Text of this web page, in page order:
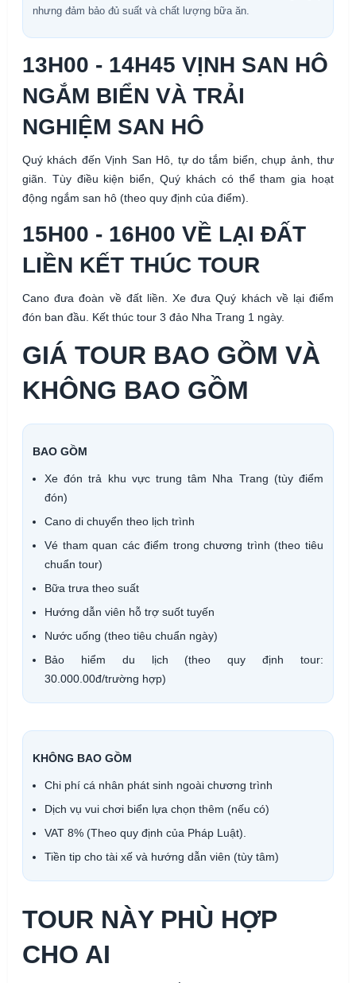
nhưng đảm bảo đủ suất và chất lượng bữa ăn.
13H00 - 14H45 VỊNH SAN HÔ
NGẮM BIỂN VÀ TRẢI
NGHIỆM SAN HÔ
Quý khách đến Vịnh San Hô, tự do tắm biển, chụp ảnh, thư
giãn. Tùy điều kiện biển, Quý khách có thể tham gia hoạt
động ngắm san hô (theo quy định của điểm).
15H00 - 16H00 VỀ LẠI ĐẤT
LIỀN KẾT THÚC TOUR
Cano đưa đoàn về đất liền. Xe đưa Quý khách về lại điểm
đón ban đầu. Kết thúc tour 3 đảo Nha Trang 1 ngày.
GIÁ TOUR BAO GỒM VÀ
KHÔNG BAO GỒM
BAO GỒM
Xe đón trả khu vực trung tâm Nha Trang (tùy điểm
đón)
Cano di chuyển theo lịch trình
Vé tham quan các điểm trong chương trình (theo tiêu
chuẩn tour)
Bữa trưa theo suất
Hướng dẫn viên hỗ trợ suốt tuyến
Nước uống (theo tiêu chuẩn ngày)
Bảo hiểm du lịch (theo quy định tour:
30.000.00đ/trường hợp)
KHÔNG BAO GỒM
Chi phí cá nhân phát sinh ngoài chương trình
Dịch vụ vui chơi biển lựa chọn thêm (nếu có)
VAT 8% (Theo quy định của Pháp Luật).
Tiền tip cho tài xế và hướng dẫn viên (tùy tâm)
TOUR NÀY PHÙ HỢP
CHO AI